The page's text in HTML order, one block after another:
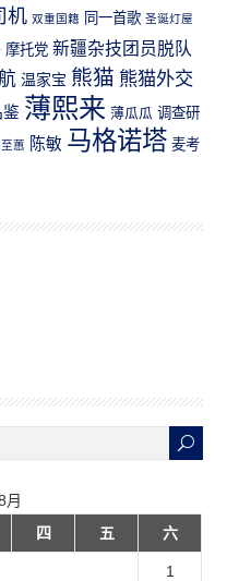
机 双重国籍 同一首歌 圣诞灯屋
摩托党 新疆杂技团员脱队
温家宝 熊猫 熊猫外交
薄熙来 薄瓜瓜 调查研
蕙 陈敏 马格诺塔 麦考
月
四 五 六
1